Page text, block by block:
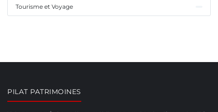
Tourisme et Voyage
PILAT PATRIMOINES